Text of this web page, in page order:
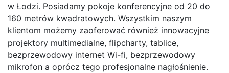
w Łodzi. Posiadamy pokoje konferencyjne od 20 do
160 metrów kwadratowych. Wszystkim naszym
klientom możemy zaoferować również innowacyjne
projektory multimedialne, flipcharty, tablice,
bezprzewodowy internet Wi-fi, bezprzewodowy
mikrofon a oprócz tego profesjonalne nagłośnienie.